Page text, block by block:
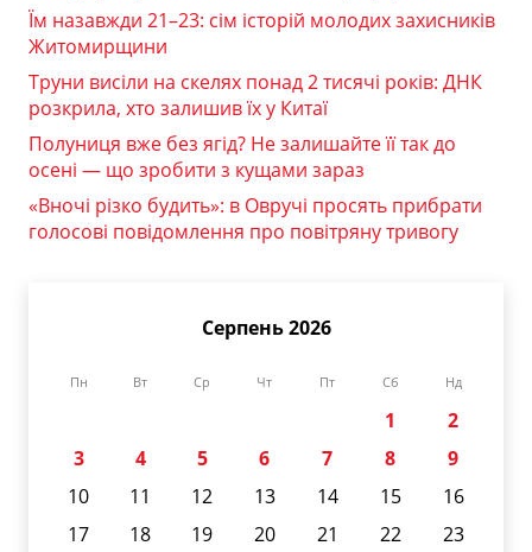
Їм назавжди 21–23: сім історій молодих захисників
Житомирщини
Труни висіли на скелях понад 2 тисячі років: ДНК
розкрила, хто залишив їх у Китаї
Полуниця вже без ягід? Не залишайте її так до
осені — що зробити з кущами зараз
«Вночі різко будить»: в Овручі просять прибрати
голосові повідомлення про повітряну тривогу
Серпень 2026
Пн Вт Ср Чт Пт Сб Нд
1
2
3
4 5 6 7 8
9
10
11 12 13 14 15
16
17
18 19 20 21 22
23